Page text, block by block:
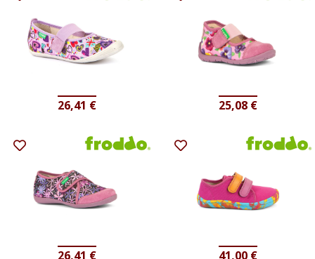
26,41 € 25,08 €
26,41 € 41,00 €